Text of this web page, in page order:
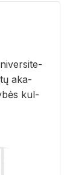
aka­
kul­